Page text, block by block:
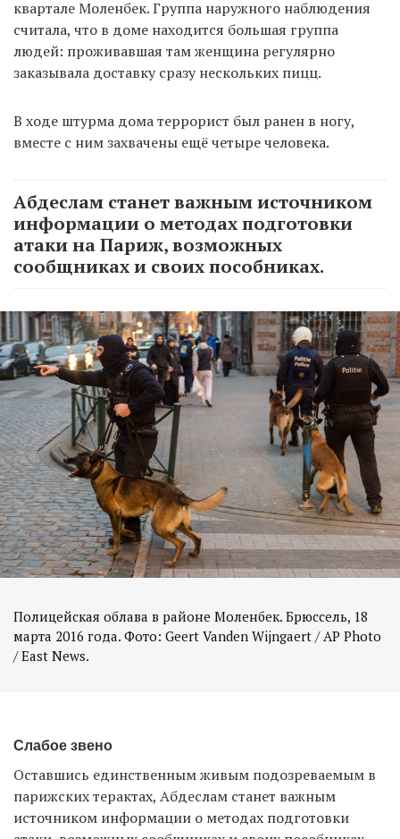
квартале Моленбек. Группа наружного наблюдения
считала, что в доме находится большая группа
людей: проживавшая там женщина регулярно
заказывала доставку сразу нескольких пицц.
В ходе штурма дома террорист был ранен в ногу,
вместе с ним захвачены ещё четыре человека.
Абдеслам станет важным источником
информации о методах подготовки
атаки на Париж, возможных
сообщниках и своих пособниках.
Полицейская облава в районе Моленбек. Брюссель, 18
марта 2016 года. Фото: Geert Vanden Wijngaert / AP Photo
/ East News.
Слабое звено
Оставшись единственным живым подозреваемым в
парижских терактах, Абдеслам станет важным
источником информации о методах подготовки